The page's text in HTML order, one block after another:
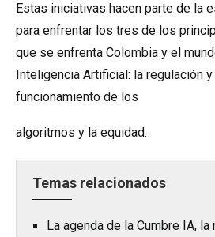
Estas iniciativas hacen parte de la
para enfrentar los tres de los
que se enfrenta Colombia y el
Inteligencia Artificial: la regulación
funcionamiento de los
algoritmos y la equidad.
Temas relacionados
La agenda de la Cumbre IA,